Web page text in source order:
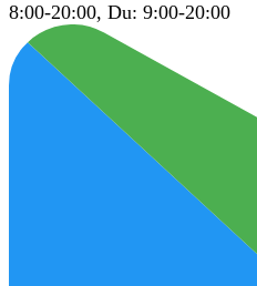
8:00-20:00, Du: 9:00-20:00